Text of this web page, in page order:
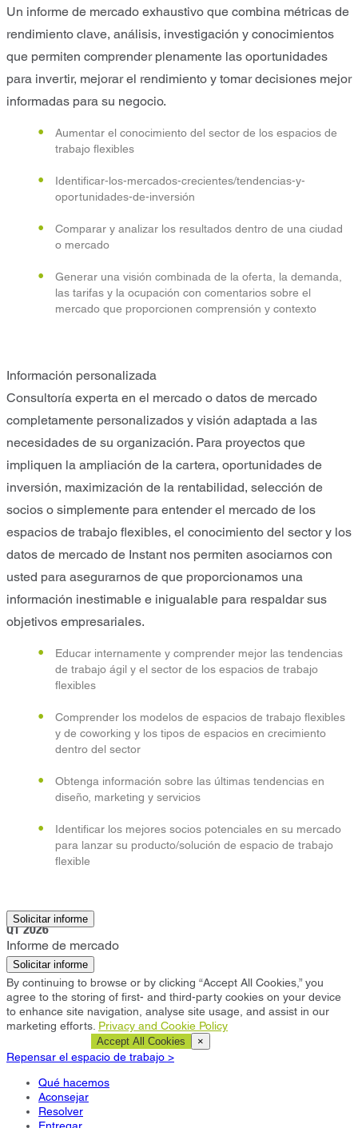
Un informe de mercado exhaustivo que combina métricas de
rendimiento clave, análisis, investigación y conocimientos
que permiten comprender plenamente las oportunidades
para invertir, mejorar el rendimiento y tomar decisiones mejor
informadas para su negocio.
Aumentar el conocimiento del sector de los espacios de
trabajo flexibles
Identificar-los-mercados-crecientes/tendencias-y-
oportunidades-de-inversión
Comparar y analizar los resultados dentro de una ciudad
o mercado
Generar una visión combinada de la oferta, la demanda,
las tarifas y la ocupación con comentarios sobre el
mercado que proporcionen comprensión y contexto
Información personalizada
Consultoría experta en el mercado o datos de mercado
completamente personalizados y visión adaptada a las
necesidades de su organización. Para proyectos que
impliquen la ampliación de la cartera, oportunidades de
inversión, maximización de la rentabilidad, selección de
socios o simplemente para entender el mercado de los
espacios de trabajo flexibles, el conocimiento del sector y los
datos de mercado de Instant nos permiten asociarnos con
usted para asegurarnos de que proporcionamos una
información inestimable e inigualable para respaldar sus
objetivos empresariales.
Educar internamente y comprender mejor las tendencias
de trabajo ágil y el sector de los espacios de trabajo
flexibles
Comprender los modelos de espacios de trabajo flexibles
y de coworking y los tipos de espacios en crecimiento
dentro del sector
Obtenga información sobre las últimas tendencias en
diseño, marketing y servicios
Identificar los mejores socios potenciales en su mercado
para lanzar su producto/solución de espacio de trabajo
flexible
Solicitar informe
Bostón
Q1 2026
Informe de mercado
Solicitar informe
By continuing to browse or by clicking “Accept All Cookies,” you
agree to the storing of first- and third-party cookies on your device
to enhance site navigation, analyse site usage, and assist in our
marketing efforts. Privacy and Cookie Policy
Accept All Cookies ×
Repensar el espacio de trabajo >
Qué hacemos
Aconsejar
Resolver
Entregar